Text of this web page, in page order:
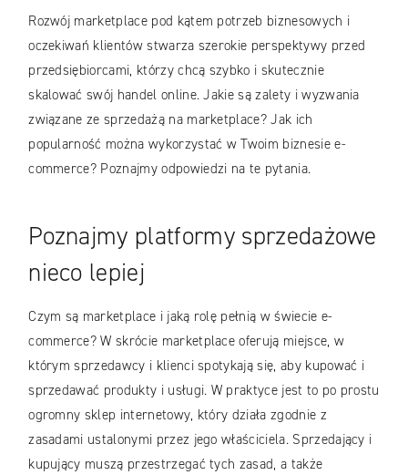
Rozwój marketplace pod kątem potrzeb biznesowych i
oczekiwań klientów stwarza szerokie perspektywy przed
przedsiębiorcami, którzy chcą szybko i skutecznie
skalować swój handel online. Jakie są zalety i wyzwania
związane ze sprzedażą na marketplace? Jak ich
popularność można wykorzystać w Twoim biznesie e-
commerce? Poznajmy odpowiedzi na te pytania.
Poznajmy platformy sprzedażowe
nieco lepiej
Czym są marketplace i jaką rolę pełnią w świecie e-
commerce? W skrócie marketplace oferują miejsce, w
którym sprzedawcy i klienci spotykają się, aby kupować i
sprzedawać produkty i usługi. W praktyce jest to po prostu
ogromny sklep internetowy, który działa zgodnie z
zasadami ustalonymi przez jego właściciela. Sprzedający i
kupujący muszą przestrzegać tych zasad, a także